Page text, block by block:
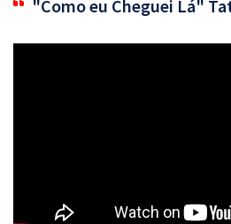
"Como eu Cheguei Lá"